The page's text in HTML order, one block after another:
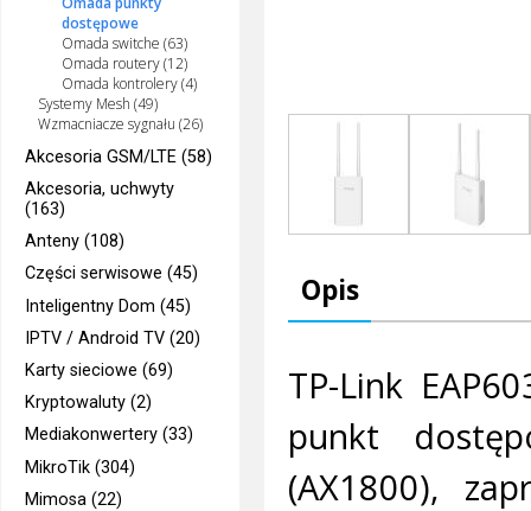
dostępowe
Omada switche (63)
Omada routery (12)
Omada kontrolery (4)
Systemy Mesh (49)
Wzmacniacze sygnału (26)
Akcesoria GSM/LTE (58)
Akcesoria, uchwyty
(163)
Anteny (108)
Części serwisowe (45)
Inteligentny Dom (45)
IPTV / Android TV (20)
Karty sieciowe (69)
Kryptowaluty (2)
Mediakonwertery (33)
MikroTik (304)
Mimosa (22)
Opis
TP-Link
punkt
(AX1800),